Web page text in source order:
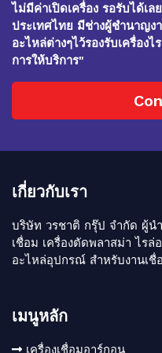
ไม่มีค่าเปิดเครื่อง รอรับได้เ
ประเทศไทย มีช่างผู้ชำนาญง
อะไหล่ต่างๆไว้รองรับเครื่อง
การให้บริการ"
เกี่ยวกับเรา
บริษัท วรชาติ กรุ๊ป จำกัด ผู้นำ
เชื่อม เครื่องตัดพลาสม่า ไร
อะไหล่อุปกรณ์ สำหรับงานเ
เมนูหลัก
เครื่องเชื่อมอาร์กอน